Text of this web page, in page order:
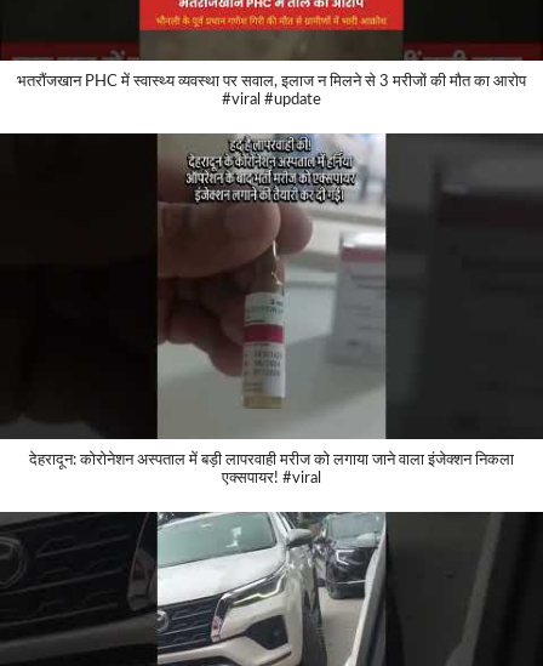
भतरौंजखान PHC में स्वास्थ्य व्यवस्था पर सवाल, इलाज न मिलने से 3 मरीजों की मौत का आरोप
#viral #update
देहरादून: कोरोनेशन अस्पताल में बड़ी लापरवाही मरीज को लगाया जाने वाला इंजेक्शन निकला
एक्सपायर! #viral